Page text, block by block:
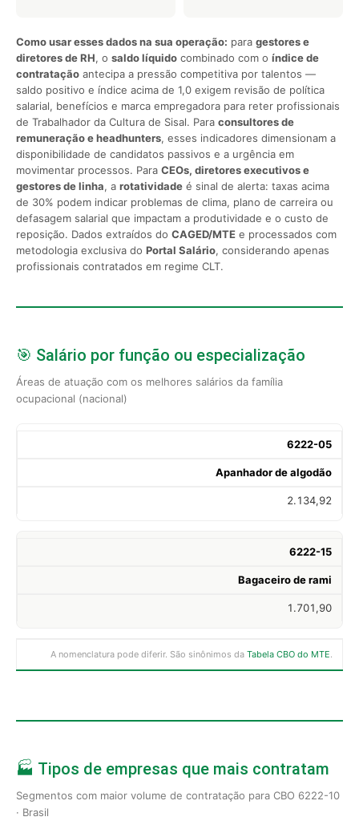
Como usar esses dados na sua operação: para gestores e
diretores de RH, o saldo líquido combinado com o índice de
contratação antecipa a pressão competitiva por talentos —
saldo positivo e índice acima de 1,0 exigem revisão de política
salarial, benefícios e marca empregadora para reter profissionais
de Trabalhador da Cultura de Sisal. Para consultores de
remuneração e headhunters, esses indicadores dimensionam a
disponibilidade de candidatos passivos e a urgência em
movimentar processos. Para CEOs, diretores executivos e
gestores de linha, a rotatividade é sinal de alerta: taxas acima
de 30% podem indicar problemas de clima, plano de carreira ou
defasagem salarial que impactam a produtividade e o custo de
reposição. Dados extraídos do CAGED/MTE e processados com
metodologia exclusiva do Portal Salário, considerando apenas
profissionais contratados em regime CLT.
🎯 Salário por função ou especialização
Áreas de atuação com os melhores salários da família
ocupacional (nacional)
6222-05
Apanhador de algodão
2.134,92
6222-15
Bagaceiro de rami
1.701,90
A nomenclatura pode diferir. São sinônimos da Tabela CBO do MTE.
🏭 Tipos de empresas que mais contratam
Segmentos com maior volume de contratação para CBO 6222-10
· Brasil